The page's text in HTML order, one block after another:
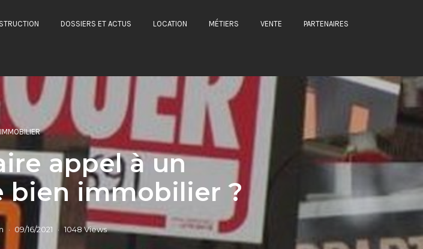
DOSSIERS ET ACTUS LOCATION MÉTIERS VENTE PARTENAIRES
IMMOBILIER
appel à un
bien immobilier ?
09/16/2021 1048 Views